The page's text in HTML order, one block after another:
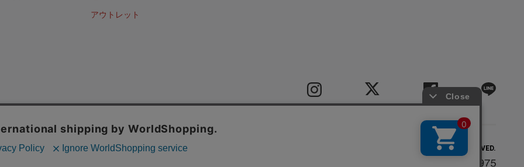
アウトレット
シーポリシー COPYRIGHT(C) BIGI CO.,LTD.ALL RIGHTS RESERVED.